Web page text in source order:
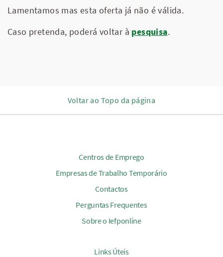
Lamentamos mas esta oferta já não é válida.
Caso pretenda, poderá voltar à pesquisa.
Voltar ao Topo da página
Centros de Emprego
Empresas de Trabalho Temporário
Contactos
Perguntas Frequentes
Sobre o Iefponline
Links Úteis